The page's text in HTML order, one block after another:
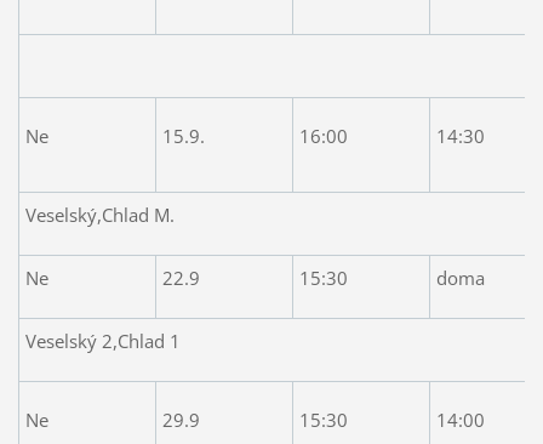
Ne 15.9. 16:00 14:30
Veselský,Chlad M.
Ne 22.9 15:30 doma
Veselský 2,Chlad 1
Ne 29.9 15:30 14:00